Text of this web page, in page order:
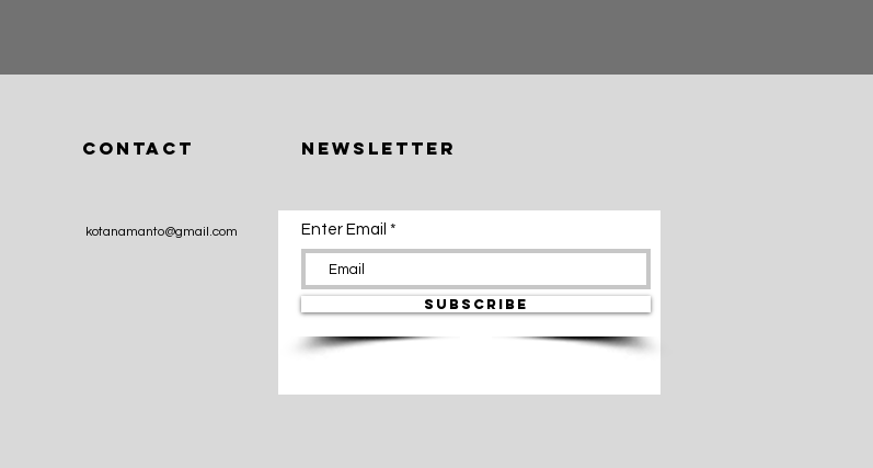
CONTACT Newsletter
kotanamanto@gmail.com Enter Email
SUBSCRIBE